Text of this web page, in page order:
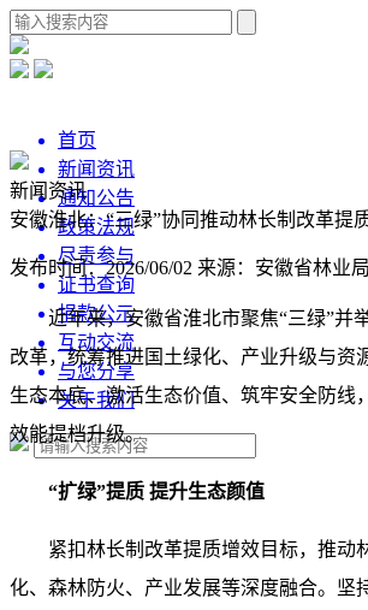
首页
新闻资讯
通知公告
政策法规
尽责参与
证书查询
捐款公示
互动交流
与您分享
关于我们
新闻资讯
安徽淮北：“三绿”协同推动林长制改革提
发布时间：2026/06/02 来源：安徽省林业局
近年来，安徽省淮北市聚焦“三绿”并
改革，统筹推进国土绿化、产业升级与资
生态本底、激活生态价值、筑牢安全防线
效能提档升级。
“扩绿”提质 提升生态颜值
紧扣林长制改革提质增效目标，推动
化、森林防火、产业发展等深度融合。坚